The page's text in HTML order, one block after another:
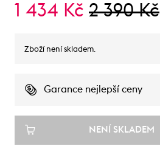
1 434 Kč 2 390 Kč
Zboží není skladem.
Garance nejlepší ceny
NENÍ SKLADEM